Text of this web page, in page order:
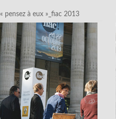
« pensez à eux »_fiac 2013